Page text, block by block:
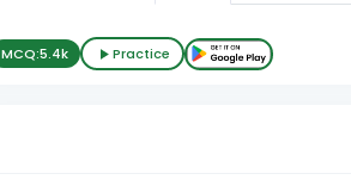
MCQ:5.4k Practice